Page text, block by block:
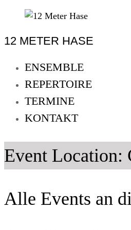
content
Meter
Improtheater
Oldenburg
12 METER HASE
ENSEMBLE
REPERTOIRE
TERMINE
KONTAKT
Event Location:
Alle Events an